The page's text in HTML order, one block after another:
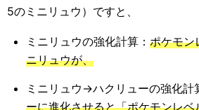
5のミニリュウ）ですと、
ミニリュウの強化計算：ポケモン
ニリュウが、
ミニリュウ→ハクリューの強化計
ーに進化させると「ポケモンレ